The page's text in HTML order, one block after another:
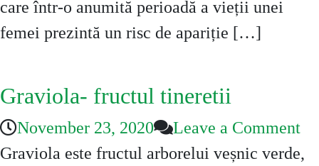
care într-o anumită perioadă a vieții unei
femei prezintă un risc de apariție […]
Graviola- fructul tineretii
November 23, 2020 Leave a Commenton
Graviola este fructul arborelui veșnic verde,